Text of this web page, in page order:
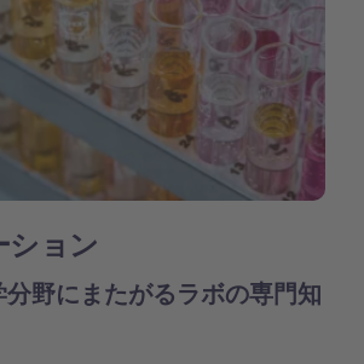
ション
野にまたがるラボの専門知